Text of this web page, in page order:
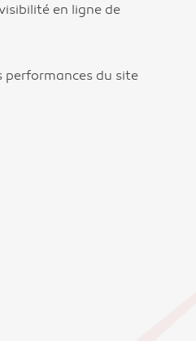
en ligne de
performances du site